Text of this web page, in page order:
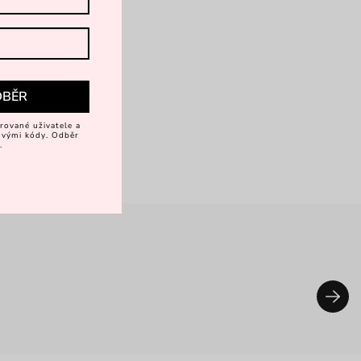
uživatele a
kódy. Odběr